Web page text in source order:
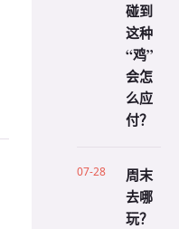
碰到
这种
“鸡”
会怎
么应
付？
07-28
周末
去哪
玩？